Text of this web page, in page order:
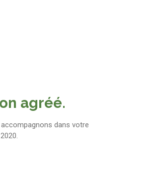
agréé.
dans votre